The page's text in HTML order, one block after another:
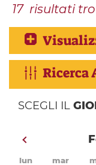
17 risultati
Ricerca
SCEGLI IL
lun mar